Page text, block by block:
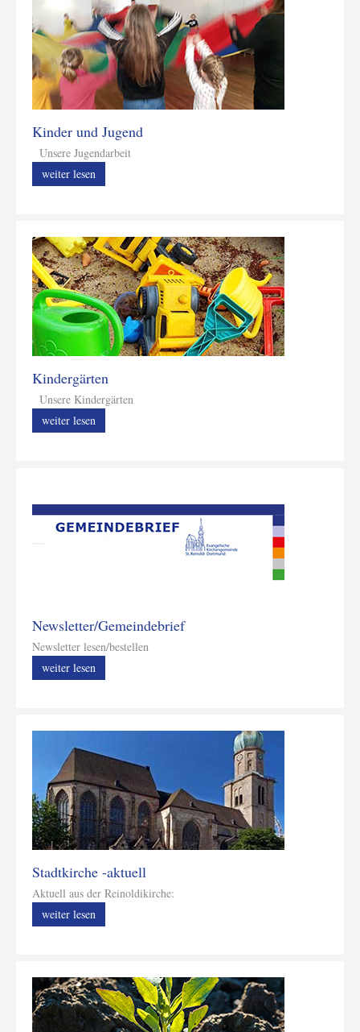
Kinder und Jugend
Unsere Jugendarbeit
weiter lesen
Kindergärten
Unsere Kindergärten
weiter lesen
Newsletter/Gemeindebrief
Newsletter lesen/bestellen
weiter lesen
Stadtkirche -aktuell
Aktuell aus der Reinoldikirche:
weiter lesen